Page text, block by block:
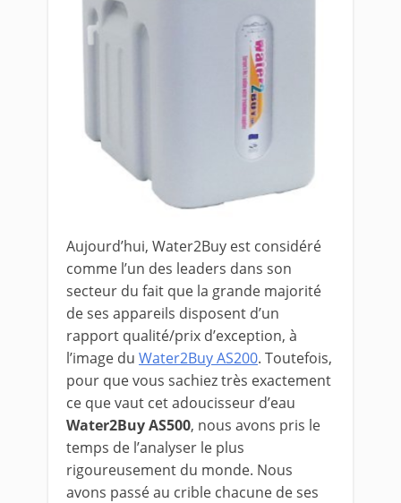
Aujourd’hui, Water2Buy est considéré
comme l’un des leaders dans son
secteur du fait que la grande majorité
de ses appareils disposent d’un
rapport qualité/prix d’exception, à
l’image du Water2Buy AS200. Toutefois,
pour que vous sachiez très exactement
ce que vaut cet adoucisseur d’eau
Water2Buy AS500, nous avons pris le
temps de l’analyser le plus
rigoureusement du monde. Nous
avons passé au crible chacune de ses